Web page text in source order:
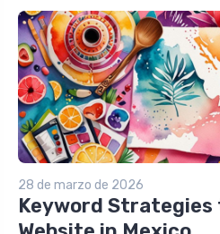
28 de marzo de 2026
Keyword Strategies